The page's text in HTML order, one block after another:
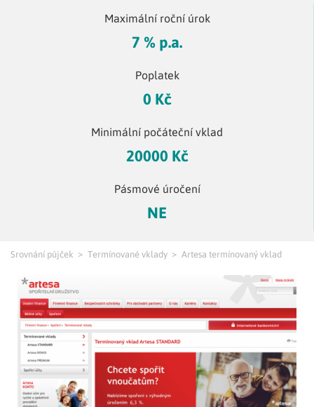
Maximální roční úrok
7 % p.a.
Poplatek
0 Kč
Minimální počáteční vklad
20000 Kč
Pásmové úročení
NE
Srovnání půjček Termínované vklady Artesa termínovaný vklad